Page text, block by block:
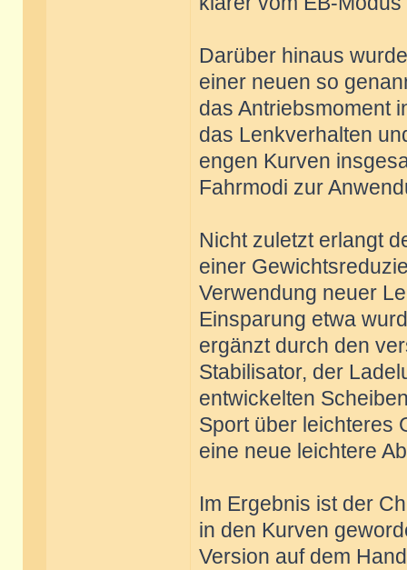
Darüber hinaus
einer neuen so
das Antriebsmoment
das Lenkverhalten
engen Kurven
Fahrmodi zur
Nicht zuletzt erlangt
einer
Verwendung neuer
Einsparung etwa
ergänzt durch den
Stabilisator, der
entwickelten
Sport über leichteres
eine neue leichtere
Im Ergebnis ist der
in den Kurven
Version auf dem